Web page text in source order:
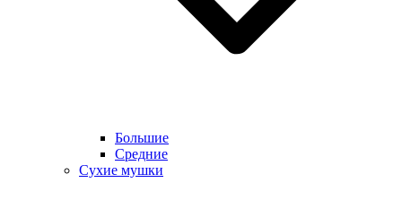
Большие
Средние
Сухие мушки